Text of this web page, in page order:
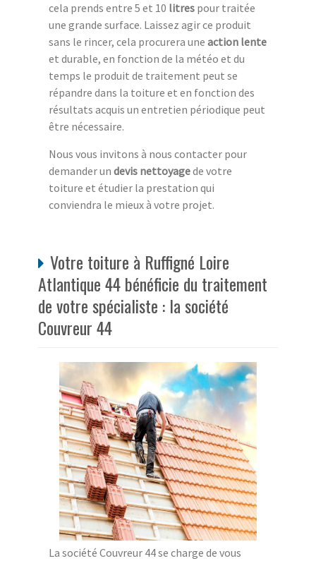
cela prends entre 5 et 10 litres pour traitée
une grande surface. Laissez agir ce produit
sans le rincer, cela procurera une action lente
et durable, en fonction de la météo et du
temps le produit de traitement peut se
répandre dans la toiture et en fonction des
résultats acquis un entretien périodique peut
être nécessaire.
Nous vous invitons à nous contacter pour
demander un devis nettoyagede votre
toiture et étudier la prestation qui
conviendra le mieux à votre projet.
Votre toiture à Ruffigné Loire
Atlantique 44 bénéficie du traitement
de votre spécialiste : la société
Couvreur 44
La société Couvreur 44 se charge de vous